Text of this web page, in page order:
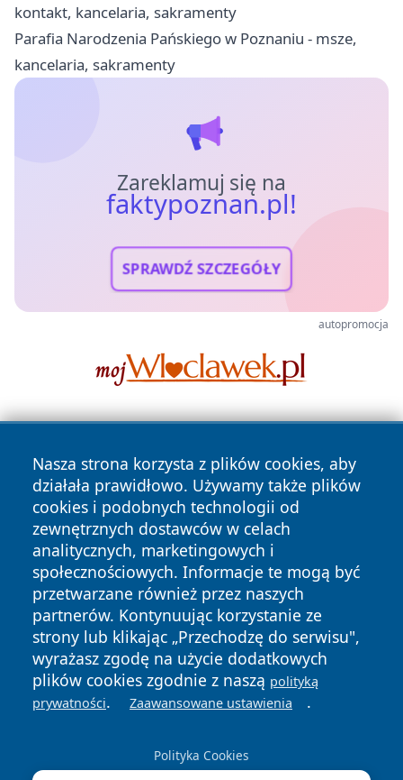
kontakt, kancelaria, sakramenty
Parafia Narodzenia Pańskiego w Poznaniu - msze,
kancelaria, sakramenty
Zareklamuj się na
faktypoznan.pl!
SPRAWDŹ SZCZEGÓŁY
autopromocja
Nasza strona korzysta z plików cookies, aby
działała prawidłowo. Używamy także plików
cookies i podobnych technologii od
zewnętrznych dostawców w celach
analitycznych, marketingowych i
społecznościowych. Informacje te mogą być
przetwarzane również przez naszych
partnerów. Kontynuując korzystanie ze
strony lub klikając „Przechodzę do serwisu",
wyrażasz zgodę na użycie dodatkowych
plików cookies zgodnie z naszą polityką
prywatności. Zaawansowane ustawienia .
Polityka Cookies
Copyright © 2026 faktypoznan.pl Wszystkie prawa
zastrzeżone.
News Autorzy
Polityka
Prywatności
Polityka
Cookies